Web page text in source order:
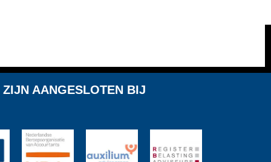
AANGESLOTEN BIJ